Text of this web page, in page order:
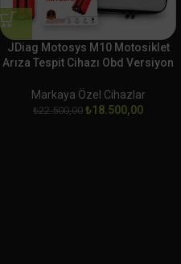
JDiag Motosys M10 Motosiklet
Arıza Tespit Cihazı Obd Versiyon
Markaya Özel Cihazlar
₺22.500,00 ₺18.500,00